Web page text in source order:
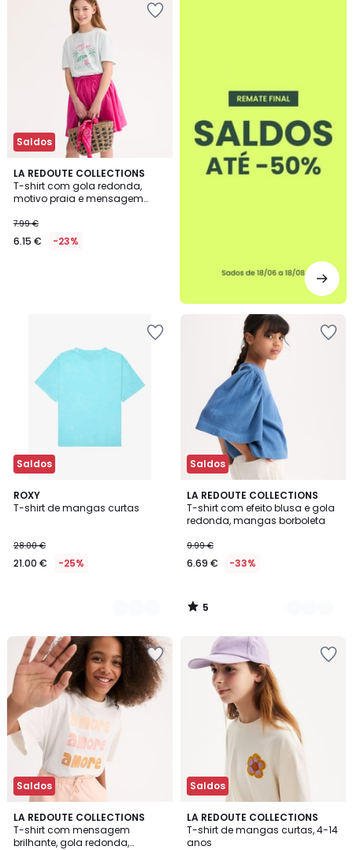
Saldos
LA REDOUTE COLLECTIONS
T-shirt com gola redonda,
motivo praia e mensagem
7.99 €
6.15 € -23%
Saldos
ROXY
T-shirt de mangas curtas
28.00 €
21.00 € -25%
2
Cores
Saldos
LA REDOUTE COLLECTIONS
T-shirt com efeito blusa e gola
redonda, mangas borboleta
9.99 €
6.69 € -33%
5
/
5
2
Cores
5
/
Saldos
LA REDOUTE COLLECTIONS
T-shirt com mensagem
brilhante, gola redonda,
Saldos
LA REDOUTE COLLECTIONS
T-shirt de mangas curtas, 4-14
anos